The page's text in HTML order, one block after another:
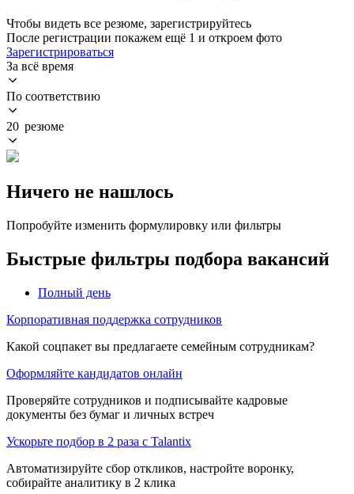
Чтобы видеть все резюме, зарегистрируйтесь
После регистрации покажем ещё 1 и откроем фото
Зарегистрироваться
За всё время
По соответствию
20 резюме
Ничего не нашлось
Попробуйте изменить формулировку или фильтры
Быстрые фильтры подбора вакансий
Полный день
Корпоративная поддержка сотрудников
Какой соцпакет вы предлагаете семейным сотрудникам?
Оформляйте кандидатов онлайн
Проверяйте сотрудников и подписывайте кадровые
документы без бумаг и личных встреч
Ускорьте подбор в 2 раза с Talantix
Автоматизируйте сбор откликов, настройте воронку,
собирайте аналитику в 2 клика